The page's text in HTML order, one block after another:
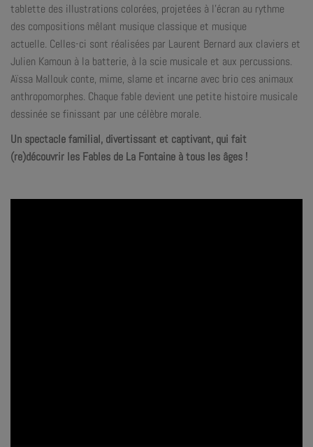
tablette des illustrations colorées, projetées à l’écran au rythme
des compositions mêlant musique classique et musique
actuelle. Celles-ci sont réalisées par Laurent Bernard aux claviers et
Julien Kamoun à la batterie, à la scie musicale et aux percussions.
Aïssa Mallouk conte, mime, slame et incarne avec brio ces animaux
anthropomorphes. Chaque fable devient une petite histoire musicale
dessinée se finissant par une célèbre morale.
Un spectacle familial, divertissant et captivant, qui fait
(re)découvrir les Fables de La Fontaine à tous les âges !